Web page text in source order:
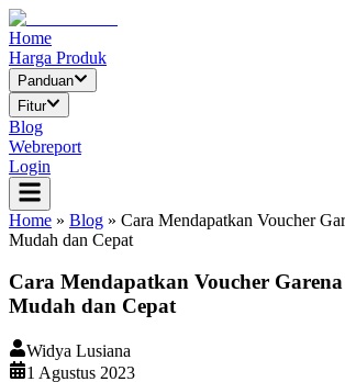
Home
Harga Produk
Panduan
Fitur
Blog
Webreport
Login
Home » Blog » Cara Mendapatkan Voucher
Mudah dan Cepat
Cara Mendapatkan Voucher
Mudah dan Cepat
Widya Lusiana
1 Agustus 2023